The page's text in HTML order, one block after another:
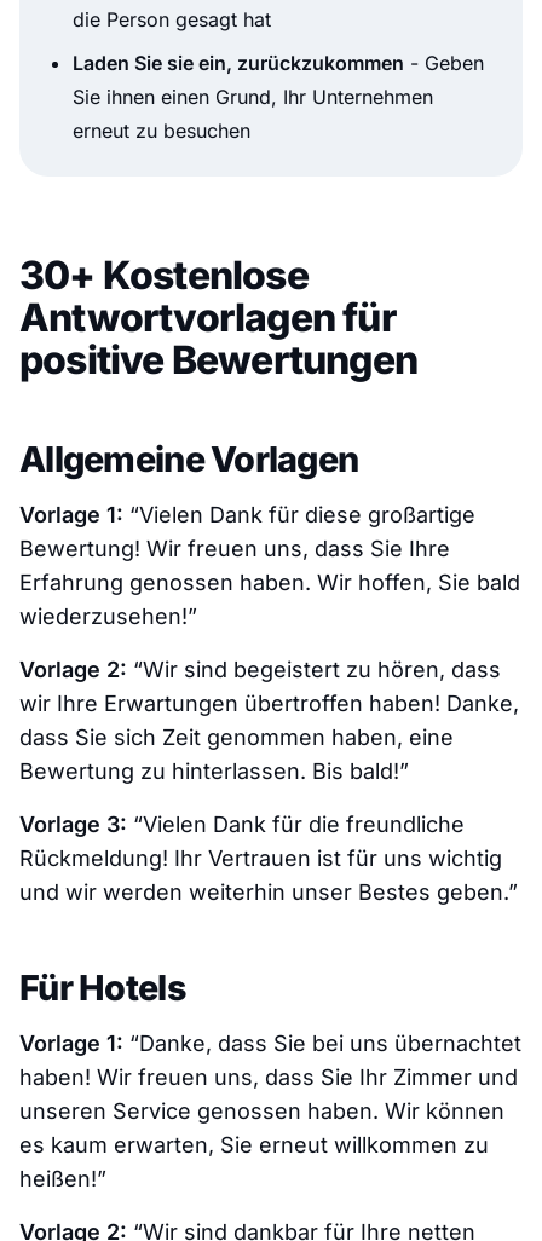
die Person gesagt hat
Laden Sie sie ein, zurückzukommen - Geben
Sie ihnen einen Grund, Ihr Unternehmen
erneut zu besuchen
30+ Kostenlose
Antwortvorlagen für
positive Bewertungen
Allgemeine Vorlagen
Vorlage 1: “Vielen Dank für diese großartige
Bewertung! Wir freuen uns, dass Sie Ihre
Erfahrung genossen haben. Wir hoffen, Sie bald
wiederzusehen!”
Vorlage 2: “Wir sind begeistert zu hören, dass
wir Ihre Erwartungen übertroffen haben! Danke,
dass Sie sich Zeit genommen haben, eine
Bewertung zu hinterlassen. Bis bald!”
Vorlage 3: “Vielen Dank für die freundliche
Rückmeldung! Ihr Vertrauen ist für uns wichtig
und wir werden weiterhin unser Bestes geben.”
Für Hotels
Vorlage 1: “Danke, dass Sie bei uns übernachtet
haben! Wir freuen uns, dass Sie Ihr Zimmer und
unseren Service genossen haben. Wir können
es kaum erwarten, Sie erneut willkommen zu
heißen!”
Vorlage 2: “Wir sind dankbar für Ihre netten